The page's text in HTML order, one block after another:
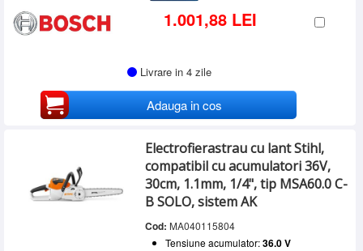
1.001,88 LEI
Livrare in 4 zile
Adauga in cos
Electrofierastrau cu lant Stihl,
compatibil cu acumulatori 36V,
30cm, 1.1mm, 1/4", tip MSA60.0 C-
B SOLO, sistem AK
Cod: MA040115804
Tensiune acumulator:36.0 V